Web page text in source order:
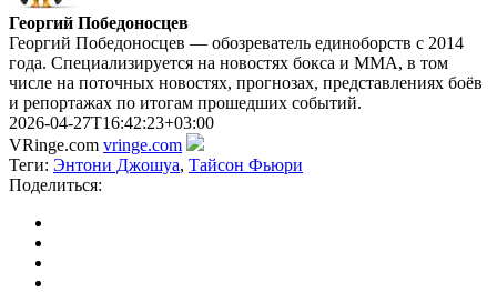
Георгий Победоносцев
Георгий Победоносцев — обозреватель единоборств с 2014
года. Специализируется на новостях бокса и ММА, в том
числе на поточных новостях, прогнозах, представлениях боёв
и репортажах по итогам прошедших событий.
2026-04-27T16:42:23+03:00
VRinge.com vringe.com
Теги: Энтони Джошуа, Тайсон Фьюри
Поделиться: